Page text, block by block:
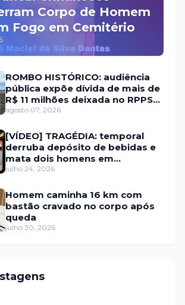
Corpo de Homem
Fogo em Cemitério
ROMBO HISTÓRICO: audiência
pública expõe dívida de mais de
R$ 11 milhões deixada no RPPS
de Itaú RN
agosto 07, 2026
[VÍDEO] TRAGÉDIA: temporal
derruba depósito de bebidas e
mata dois homens em
Portalegre
julho 24, 2026
Homem caminha 16 km com
bastão cravado no corpo após
queda
julho 30, 2026